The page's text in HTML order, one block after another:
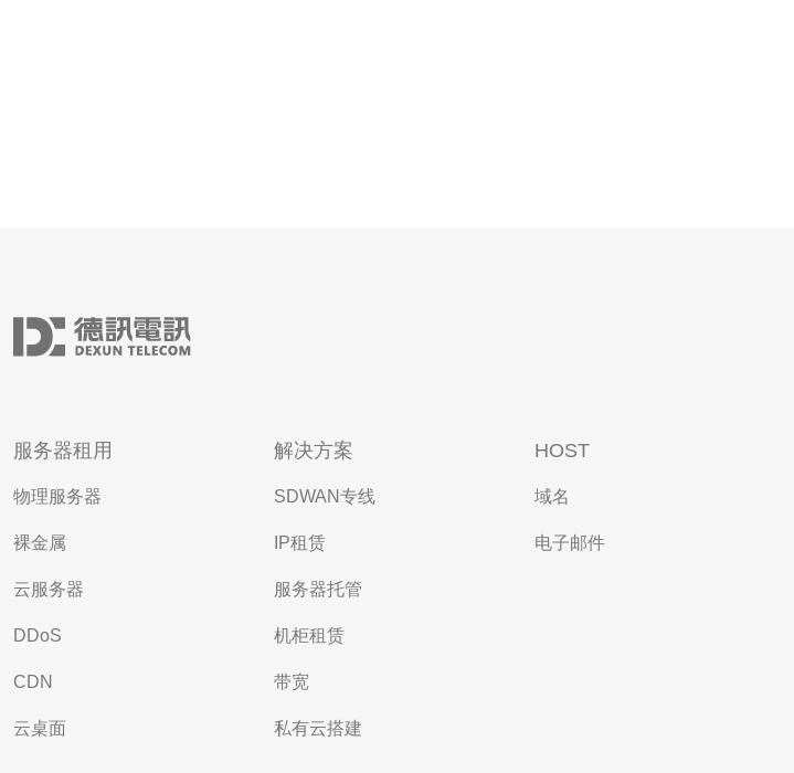
服务器租用
物理服务器
裸金属
云服务器
DDoS
CDN
云桌面
解决方案
SDWAN专线
IP租赁
服务器托管
机柜租赁
带宽
私有云搭建
HOST
域名
电子邮件